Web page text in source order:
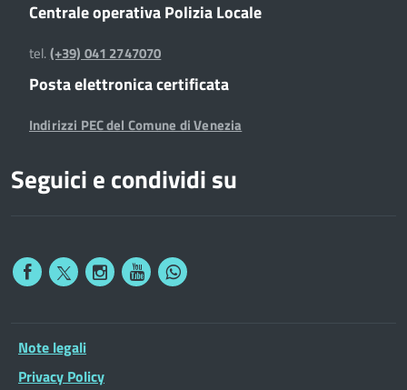
Centrale operativa Polizia Locale
tel.(+39) 041 2747070
Posta elettronica certificata
Indirizzi PEC del Comune di Venezia
Seguici e condividi su
Note legali
Privacy Policy